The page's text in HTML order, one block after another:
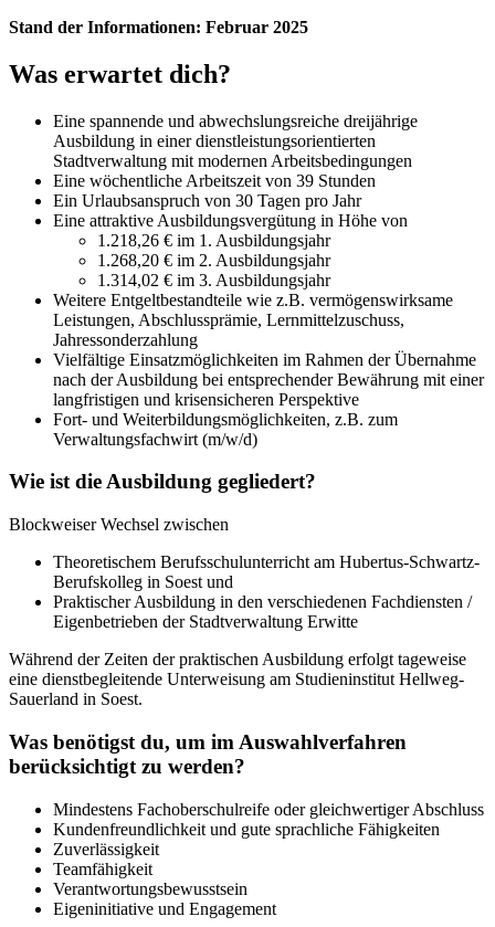
Stand der Informationen: Februar 2025
Was erwartet dich?
Eine spannende und abwechslungsreiche dreijährige
Ausbildung in einer dienstleistungsorientierten
Stadtverwaltung mit modernen Arbeitsbedingungen
Eine wöchentliche Arbeitszeit von 39 Stunden
Ein Urlaubsanspruch von 30 Tagen pro Jahr
Eine attraktive Ausbildungsvergütung in Höhe von
1.218,26 € im 1. Ausbildungsjahr
1.268,20 € im 2. Ausbildungsjahr
1.314,02 € im 3. Ausbildungsjahr
Weitere Entgeltbestandteile wie z.B. vermögenswirksame
Leistungen, Abschlussprämie, Lernmittelzuschuss,
Jahressonderzahlung
Vielfältige Einsatzmöglichkeiten im Rahmen der Übernahme
nach der Ausbildung bei entsprechender Bewährung mit einer
langfristigen und krisensicheren Perspektive
Fort- und Weiterbildungsmöglichkeiten, z.B. zum
Verwaltungsfachwirt (m/w/d)
Wie ist die Ausbildung gegliedert?
Blockweiser Wechsel zwischen
Theoretischem Berufsschulunterricht am Hubertus-Schwartz-
Berufskolleg in Soest und
Praktischer Ausbildung in den verschiedenen Fachdiensten /
Eigenbetrieben der Stadtverwaltung Erwitte
Während der Zeiten der praktischen Ausbildung erfolgt tageweise
eine dienstbegleitende Unterweisung am Studieninstitut Hellweg-
Sauerland in Soest.
Was benötigst du, um im Auswahlverfahren
berücksichtigt zu werden?
Mindestens Fachoberschulreife oder gleichwertiger Abschluss
Kundenfreundlichkeit und gute sprachliche Fähigkeiten
Zuverlässigkeit
Teamfähigkeit
Verantwortungsbewusstsein
Eigeninitiative und Engagement